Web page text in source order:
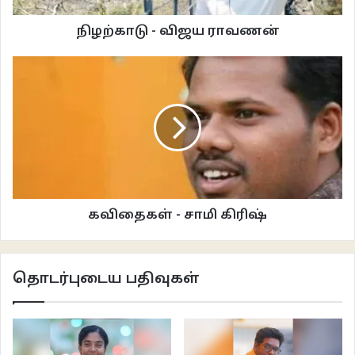
கொண்டுவந்திருந்த தயிர், புளி, தேங்காய்ச் சோறுகளை ஊறுகாய், துவயல் ,
வடாம் இவற்றோடு கலந்து திண்போம். என் பேச்சும் சிரிப்பும் பல காத தூரம்
கேட்கும். கிராமத்திலிருந்து புதிதாக வந்திருந்ததால், நகரத்தின் நாசூக்கை
நண்பர்கள் கூறிக்கொண்டேயிருந்தாலும் கற்றுக்கொள்ளாமல் இருந்தேன். மேல்
வகுப்புகளுக்கு இடைவேளை விட்டவுடன் லட்சுமி டீச்சர் எங்களை கடந்ததுதான்
தன் வீட்டுக்குச் செல்வார். என் சத்தம் கேட்டு திரும்பிப் பார்த்தவரிடம், எப்போதும்
போலவே சிரித்துவைத்தேன். அவரும் எவ்வுணர்ச்சியும் காட்டாது திரும்பிச்
சில மாதங்களுக்குப் பிறகு நண்பர்கள் மூலம், ஒன்பது பத்தாம் வகுப்புகளில்
அவருக்கு, `ஜான்சி ராணி’ என்ற பெயர் வழங்கப்பட்டுள்ளது எனத் தெரியவந்தது.
எப்பவுமே இறுக்கமான முகத்துடன் இருப்பதால் இப்பெயரை இட்டிருப்பார்கள் என
படம் நல்லாவே இல்லடா” என சயானியில் ஸ்ரீ ராகவேந்திரா படம் பார்த்துவிட்டு
வந்து எப்போதும்போல சத்தமாகக் கூறிக்கொண்டிருந்ததை கேட்டபடியே
கடந்தவர், லேசாக புன்னகைத்ததாகத் தோன்றியது.
நிழற்காடு - விஜய ராவணன்
கவிதைகள் - சாமி கிரிஷ்
தொடர்புடைய பதிவுகள்